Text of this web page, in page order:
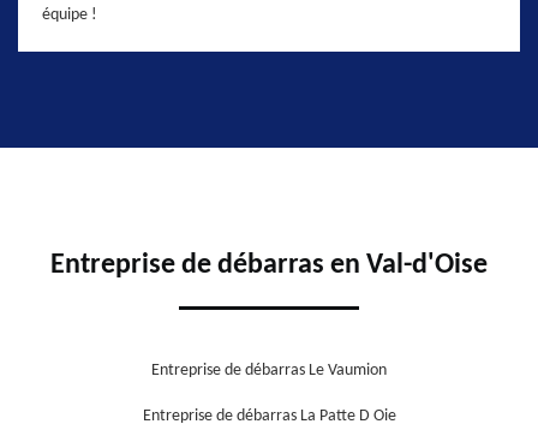
équipe !
Entreprise de débarras en Val-d'Oise
Entreprise de débarras Le Vaumion
Entreprise de débarras La Patte D Oie